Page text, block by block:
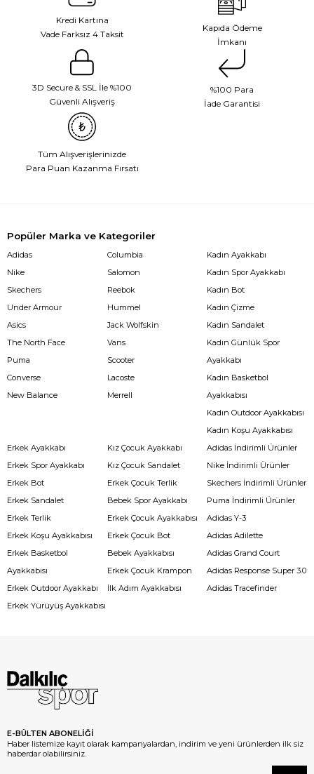
Kredi Kartına
Vade Farksız 4 Taksit
Kapıda Ödeme
İmkanı
3D Secure & SSL İle %100
Güvenli Alışveriş
%100 Para
İade Garantisi
Tüm Alışverişlerinizde
Para Puan Kazanma Fırsatı
Popüler Marka ve Kategoriler
Adidas
Nike
Skechers
Under Armour
Asics
The North Face
Puma
Converse
New Balance
Columbia
Salomon
Reebok
Hummel
Jack Wolfskin
Vans
Scooter
Lacoste
Merrell
Kadın Ayakkabı
Kadın Spor Ayakkabı
Kadın Bot
Kadın Çizme
Kadın Sandalet
Kadın Günlük Spor
Ayakkabı
Kadın Basketbol
Ayakkabısı
Kadın Outdoor Ayakkabısı
Kadın Koşu Ayakkabısı
Erkek Ayakkabı
Erkek Spor Ayakkabı
Erkek Bot
Erkek Sandalet
Erkek Terlik
Erkek Koşu Ayakkabısı
Erkek Basketbol
Ayakkabısı
Erkek Outdoor Ayakkabı
Erkek Yürüyüş Ayakkabısı
Kız Çocuk Ayakkabı
Kız Çocuk Sandalet
Erkek Çocuk Terlik
Bebek Spor Ayakkabı
Erkek Çocuk Ayakkabısı
Erkek Çocuk Bot
Bebek Ayakkabısı
Erkek Çocuk Krampon
İlk Adım Ayakkabısı
Adidas İndirimli Ürünler
Nike İndirimli Ürünler
Skechers İndirimli Ürünler
Puma İndirimli Ürünler
Adidas Y-3
Adidas Adilette
Adidas Grand Court
Adidas Response Super 3.0
Adidas Tracefinder
E-BÜLTEN ABONELİĞİ
Haber listemize kayıt olarak kampanyalardan, indirim ve yeni ürünlerden ilk siz
haberdar olabilirsiniz.